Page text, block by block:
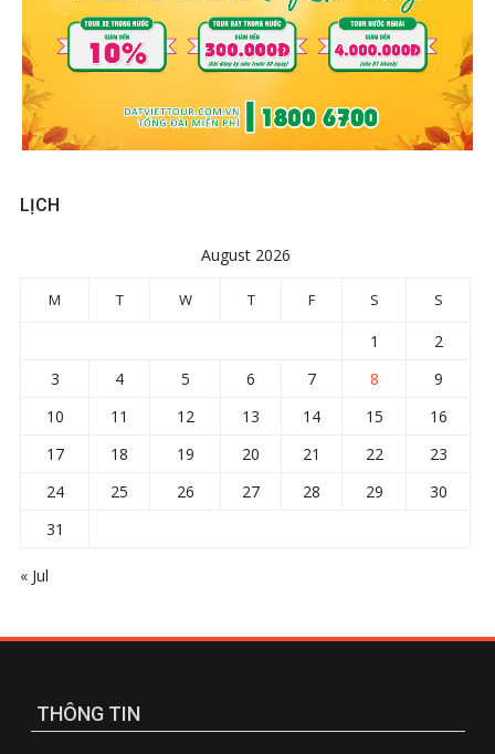
LỊCH
August 2026
M T W T F S S
1
2
3
4 5 6 7 8
9
10
11 12 13 14 15
16
17
18 19 20 21 22
23
24
25 26 27 28 29
30
31
« Jul
THÔNG TIN